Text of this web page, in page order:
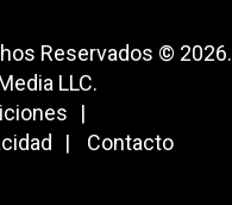
Reservados © 2026.
LLC.
Contacto